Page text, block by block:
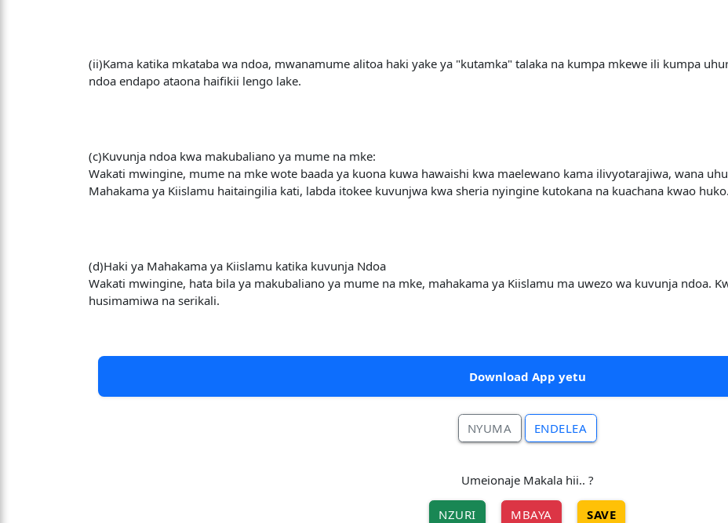
(ii)Kama katika mkataba wa ndoa, mwanamume alitoa haki yake ya "kutamka" talaka na kumpa mkewe ili kumpa
ndoa endapo ataona haifikii lengo lake.
(c)Kuvunja ndoa kwa makubaliano ya mume na mke:
Wakati mwingine, mume na mke wote baada ya kuona kuwa hawaishi kwa maelewano kama ilivyotarajiwa, wana
Mahakama ya Kiislamu haitaingilia kati, labda itokee kuvunjwa kwa sheria nyingine kutokana na kuachana kwao
(d)Haki ya Mahakama ya Kiislamu katika kuvunja Ndoa
Wakati mwingine, hata bila ya makubaliano ya mume na mke, mahakama ya Kiislamu ma uwezo wa kuvunja ndoa.
husimamiwa na serikali.
Download App yetu
NYUMA ENDELEA
Umeionaje Makala hii.. ?
NZURI MBAYA SAVE